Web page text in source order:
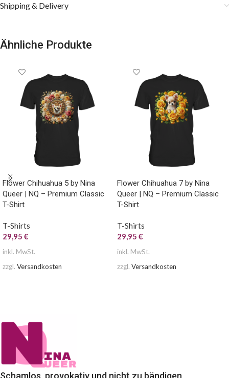
Shipping & Delivery
Ähnliche Produkte
Flower Chihuahua 5 by Nina
Queer | NQ – Premium Classic
T-Shirt
T-Shirts
29,95 €
inkl. MwSt.
zzgl. Versandkosten
Flower Chihuahua 7 by Nina
Queer | NQ – Premium Classic
T-Shirt
T-Shirts
29,95 €
inkl. MwSt.
zzgl. Versandkosten
Schamlos, provokativ und nicht zu bändigen